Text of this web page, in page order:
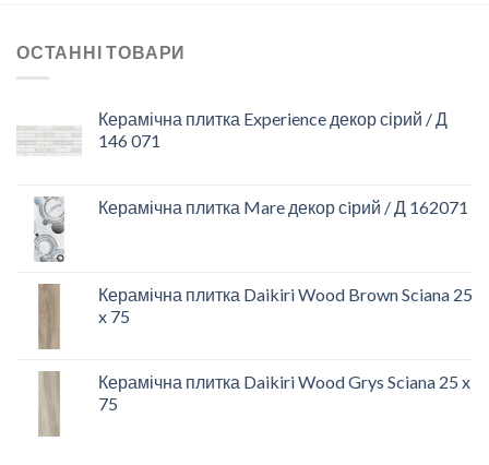
ОСТАННІ ТОВАРИ
Керамічна плитка Experience декор сірий / Д
146 071
Керамічна плитка Mare декор сiрий / Д 162071
Керамічна плитка Daikiri Wood Brown Sciana 25
x 75
Керамічна плитка Daikiri Wood Grys Sciana 25 x
75